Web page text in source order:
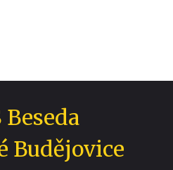
Budějovice